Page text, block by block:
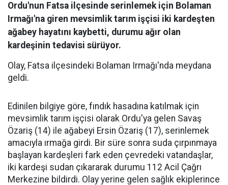
Ordu'nun Fatsa ilçesinde serinlemek için Bolaman
Irmağı'na giren mevsimlik tarım işçisi iki kardeşten
ağabey hayatını kaybetti, durumu ağır olan
kardeşinin tedavisi sürüyor.
Olay, Fatsa ilçesindeki Bolaman Irmağı'nda meydana
geldi.
Edinilen bilgiye göre, fındık hasadına katılmak için
mevsimlik tarım işçisi olarak Ordu'ya gelen Savaş
Özariş (14) ile ağabeyi Ersin Özariş (17), serinlemek
amacıyla ırmağa girdi. Bir süre sonra suda çırpınmaya
başlayan kardeşleri fark eden çevredeki vatandaşlar,
iki kardeşi sudan çıkararak durumu 112 Acil Çağrı
Merkezine bildirdi. Olay yerine gelen sağlık ekiplerince